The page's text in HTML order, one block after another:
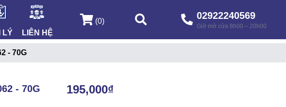
LÝ LIÊN HỆ
(0)
02922240569
Giờ mở cửa 8h00 – 20h00
- 70G
- 70G 195,000₫